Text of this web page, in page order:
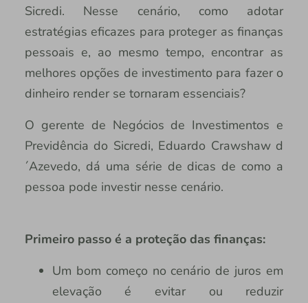
Sicredi. Nesse cenário, como adotar
estratégias eficazes para proteger as finanças
pessoais e, ao mesmo tempo, encontrar as
melhores opções de investimento para fazer o
dinheiro render se tornaram essenciais?
O gerente de Negócios de Investimentos e
Previdência do Sicredi, Eduardo Crawshaw d
´Azevedo, dá uma série de dicas de como a
pessoa pode investir nesse cenário.
Primeiro passo é a proteção das finanças:
Um bom começo no cenário de juros em
elevação é evitar ou reduzir